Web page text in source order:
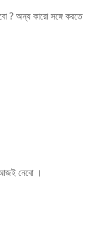
? অন্য কারো সঙ্গে করতে
আজই নেবো ।